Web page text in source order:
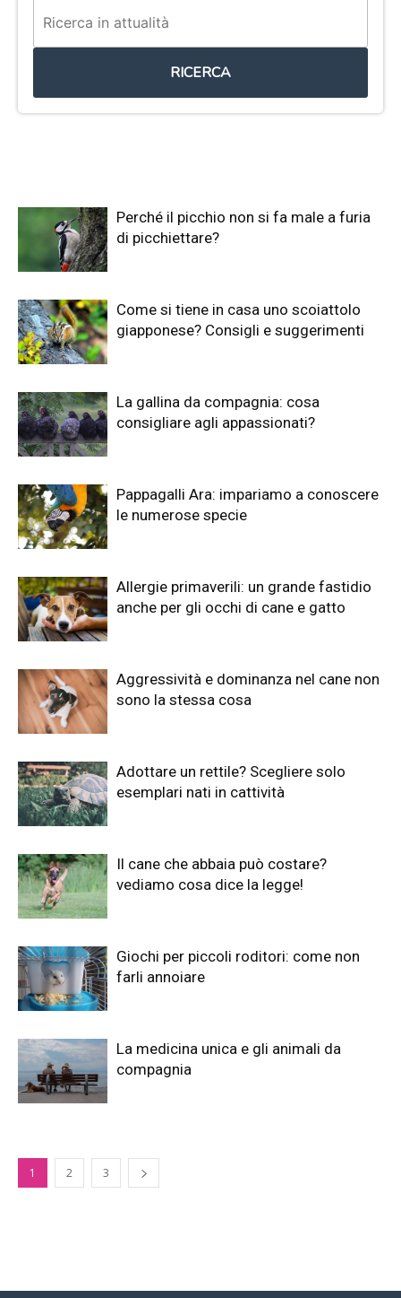
RICERCA
Perché il picchio non si fa male a furia
di picchiettare?
Come si tiene in casa uno scoiattolo
giapponese? Consigli e suggerimenti
La gallina da compagnia: cosa
consigliare agli appassionati?
Pappagalli Ara: impariamo a conoscere
le numerose specie
Allergie primaverili: un grande fastidio
anche per gli occhi di cane e gatto
Aggressività e dominanza nel cane non
sono la stessa cosa
Adottare un rettile? Scegliere solo
esemplari nati in cattività
Il cane che abbaia può costare?
vediamo cosa dice la legge!
Giochi per piccoli roditori: come non
farli annoiare
La medicina unica e gli animali da
compagnia
1 2 3